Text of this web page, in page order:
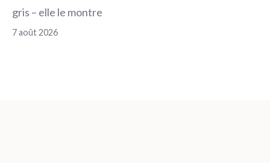
gris – elle le montre
7 août 2026